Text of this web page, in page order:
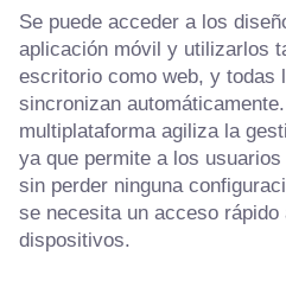
Se puede acceder a los
aplicación móvil y utilizarlos
escritorio como web, y todas
sincronizan
multiplataforma agiliza la
ya que permite a los
sin perder ninguna
se necesita un acceso
dispositivos.